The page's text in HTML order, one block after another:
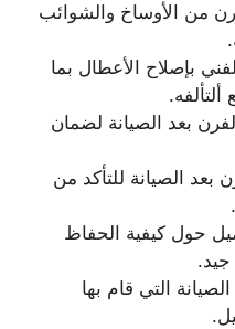
من الأوساخ والشوائب
بإصلاح الأعطال بما
بعد الصيانة لضمان
بعد الصيانة للتأكد من
حول كيفية الحفاظ
التي قام بها